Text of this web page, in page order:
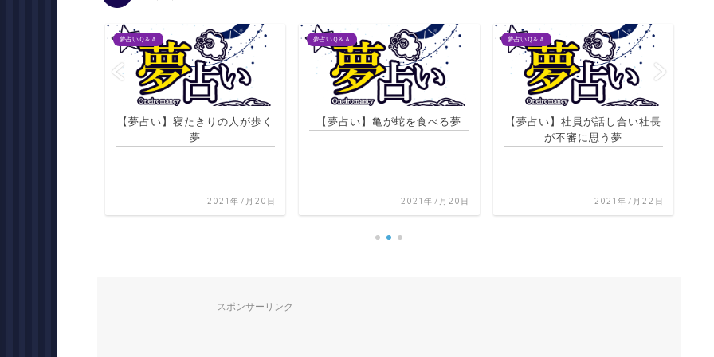
夢占いＱ＆Ａ
【夢占い】寝たきりの人が歩く
夢
2021年7月20日
夢占いＱ＆Ａ
【夢占い】亀が蛇を食べる夢
2021年7月20日
夢占いＱ＆Ａ
【夢占い】社員が話し合い社長
が不審に思う夢
2021年7月22日
スポンサーリンク